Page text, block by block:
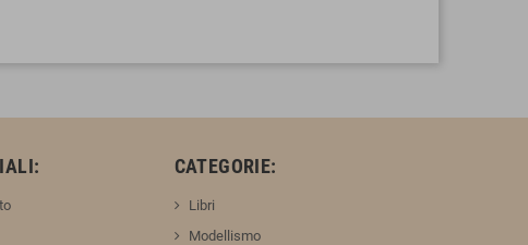
CATEGORIE:
Libri
Modellismo